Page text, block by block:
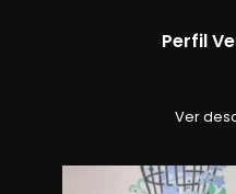
Perfil
cervical sobre camilla o
Realizo videollamadas y
Ver